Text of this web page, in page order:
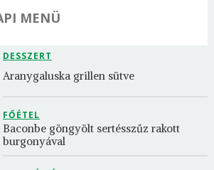
MENÜ
DESSZERT
Aranygaluska grillen sütve
FŐÉTEL
Baconbe göngyölt sertésszűz rakott
burgonyával